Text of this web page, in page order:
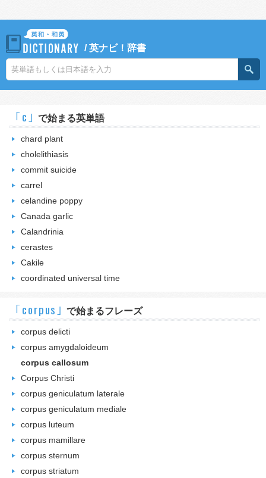
/英ナビ！辞書
｢c｣ で始まる英単語
chard plant
cholelithiasis
commit suicide
carrel
celandine poppy
Canada garlic
Calandrinia
cerastes
Cakile
coordinated universal time
｢corpus｣ で始まるフレーズ
corpus delicti
corpus amygdaloideum
corpus callosum
Corpus Christi
corpus geniculatum laterale
corpus geniculatum mediale
corpus luteum
corpus mamillare
corpus sternum
corpus striatum